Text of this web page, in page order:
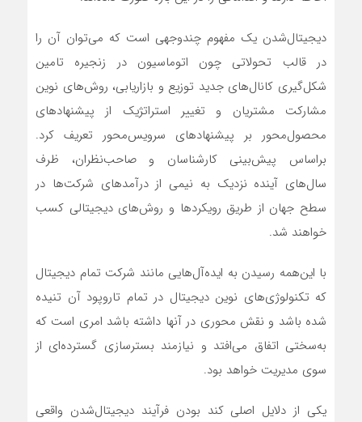
دیجیتال‌‌‌شدن یک مفهوم چندوجهی است که می‌توان آن را
در قالب تحولاتی چون اتوماسیون در زنجیره تامین
شکل‌گیری کانال‌‌‌های جدید توزیع و بازاریابی، روش‌های نوین
مشارکت مشتریان و تغییر استراتژیک از پیشنهادهای
محصول‌محور بر پیشنهادهای سرویس‌محور تعریف کرد.
براساس پیش‌بینی کارشناسان و صاحب‌‌‌نظران، ظرف
سال‌های آینده نزدیک به نیمی از درآمدهای شرکت‌ها در
سطح جهان از طریق رویکردها و روش‌های دیجیتالی کسب
خواهند شد.
با این‌‌‌همه رسیدن به ایده‌آل‌‌‌هایی مانند شرکت تمام دیجیتال
که تکنولوژی‌‌‌های نوین دیجیتال در تمام تاروپود آن تنیده
شده باشد و نقش محوری در آنها داشته باشد امری است که
به‌‌‌سختی اتفاق می‌‌‌افتد و نیازمند بسترسازی گسترده‌‌‌ای از
سوی مدیریت خواهد بود.
یکی از دلایل اصلی کند بودن فرآیند دیجیتال‌‌‌شدن واقعی